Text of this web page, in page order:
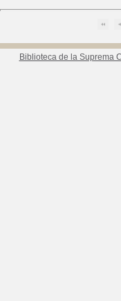
Biblioteca de la Suprema